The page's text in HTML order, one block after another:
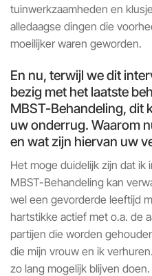
tuinwerkzaamheden en
alledaagse dingen die
moeilijker waren geworden.
En nu, terwijl we dit
bezig met het laatste
MBST-Behandeling, dit
uw onderrug. Waarom
en wat zijn hiervan uw
Het moge duidelijk zijn dat ik
MBST-Behandeling kan
wel een gevorderde leeftijd
hartstikke actief met o.a. de
partijen die worden
die mijn vrouw en ik
zo lang mogelijk blijven